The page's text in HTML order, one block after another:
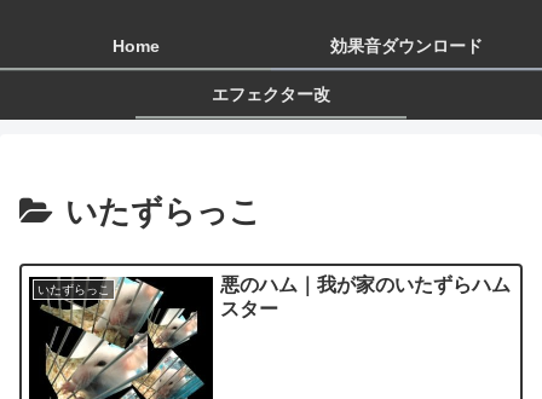
Home 効果音ダウンロード
エフェクター改
いたずらっこ
いたずらっこ
悪のハム｜我が家のいたずらハム
スター